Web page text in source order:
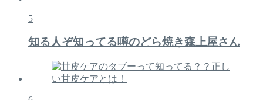
5
知る人ぞ知ってる噂のどら焼き森上屋さん